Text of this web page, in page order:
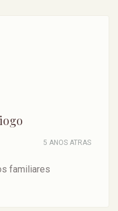
5 ANOS ATRAS
familiares